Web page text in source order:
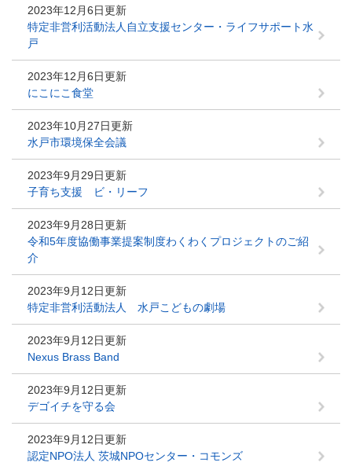
2023年12月6日更新
特定非営利活動法人自立支援センター・ライフサポート水
戸
2023年12月6日更新
にこにこ食堂
2023年10月27日更新
水戸市環境保全会議
2023年9月29日更新
子育ち支援 ビ・リーフ
2023年9月28日更新
令和5年度協働事業提案制度わくわくプロジェクトのご紹
介
2023年9月12日更新
特定非営利活動法人 水戸こどもの劇場
2023年9月12日更新
Nexus Brass Band
2023年9月12日更新
デゴイチを守る会
2023年9月12日更新
認定NPO法人 茨城NPOセンター・コモンズ